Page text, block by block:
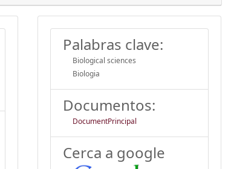
Palabras clave:
Biological sciences
Biologia
Documentos:
DocumentPrincipal
Cerca a google